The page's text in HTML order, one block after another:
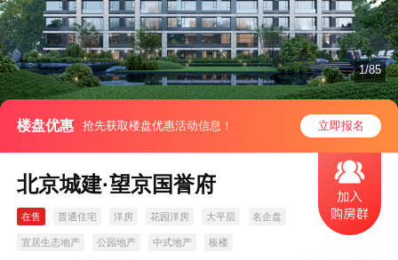
楼盘优惠 抢先获取楼盘优惠活动信息！ 立即报名
1/85
北京城建·望京国誉府
在售 普通住宅 洋房 花园洋房 大平层 名企盘
宜居生态地产 公园地产 中式地产 板楼